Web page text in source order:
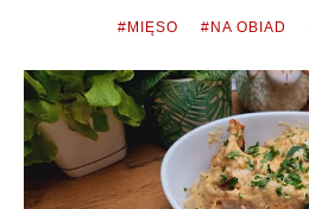
#MIĘSO #NA OBIAD